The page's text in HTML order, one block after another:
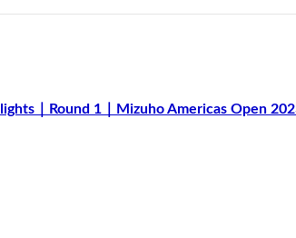
｜Round 1｜Mizuho Americas Open